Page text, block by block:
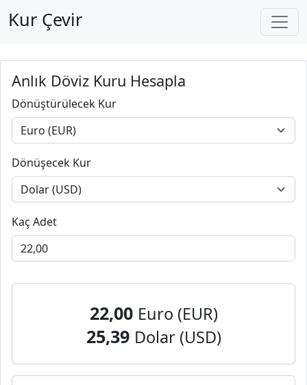
Kur Çevir
Anlık Döviz Kuru Hesapla
Dönüştürülecek Kur
Dönüşecek Kur
Kaç Adet
22,00 Euro (EUR)
25,39 Dolar (USD)